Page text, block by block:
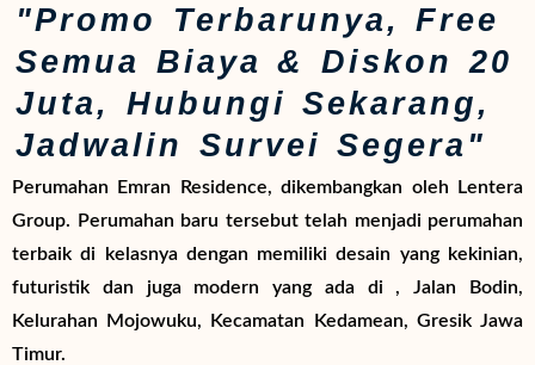
"Promo Terbarunya, Free
Semua Biaya & Diskon 20
Juta, Hubungi Sekarang,
Jadwalin Survei Segera"
Perumahan Emran Residence, dikembangkan oleh Lentera
Group. Perumahan baru tersebut telah menjadi perumahan
terbaik di kelasnya dengan memiliki desain yang kekinian,
futuristik dan juga modern yang ada di , Jalan Bodin,
Kelurahan Mojowuku, Kecamatan Kedamean, Gresik Jawa
Timur.